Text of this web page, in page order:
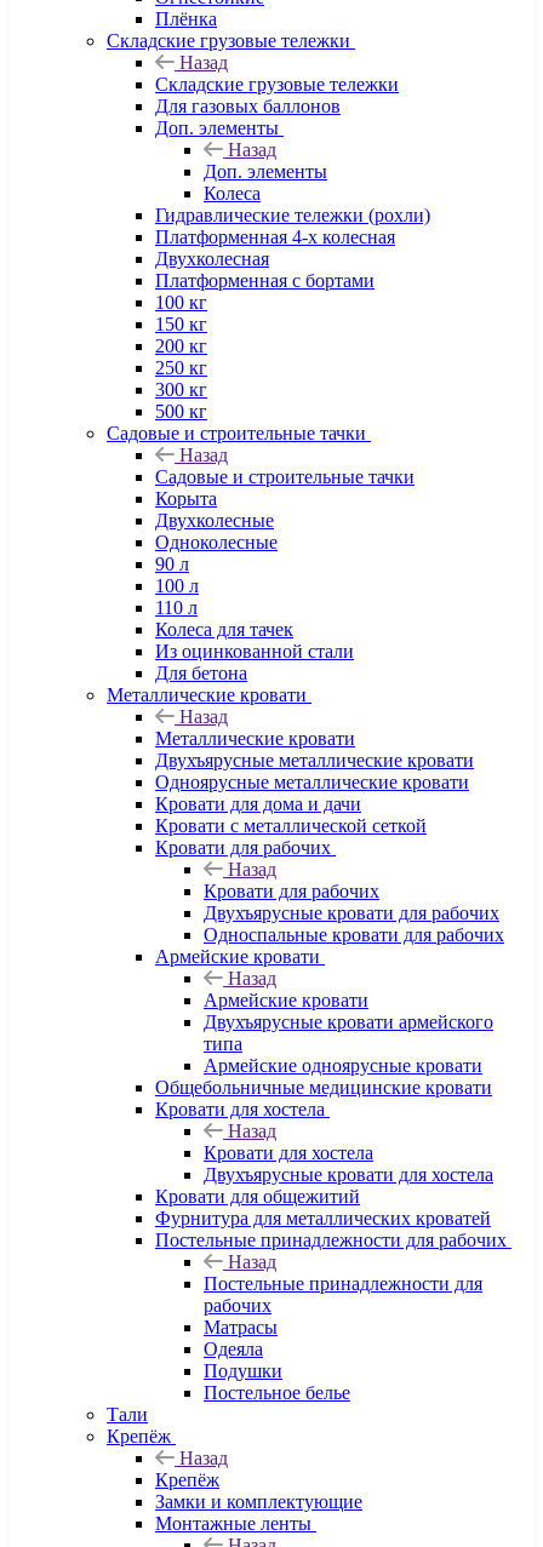
Плёнка
Складские грузовые тележки
Назад
Складские грузовые тележки
Для газовых баллонов
Доп. элементы
Назад
Доп. элементы
Колеса
Гидравлические тележки (рохли)
Платформенная 4-х колесная
Двухколесная
Платформенная с бортами
100 кг
150 кг
200 кг
250 кг
300 кг
500 кг
Садовые и строительные тачки
Назад
Садовые и строительные тачки
Корыта
Двухколесные
Одноколесные
90 л
100 л
110 л
Колеса для тачек
Из оцинкованной стали
Для бетона
Металлические кровати
Назад
Металлические кровати
Двухъярусные металлические кровати
Одноярусные металлические кровати
Кровати для дома и дачи
Кровати с металлической сеткой
Кровати для рабочих
Назад
Кровати для рабочих
Двухъярусные кровати для рабочих
Односпальные кровати для рабочих
Армейские кровати
Назад
Армейские кровати
Двухъярусные кровати армейского
типа
Армейские одноярусные кровати
Общебольничные медицинские кровати
Кровати для хостела
Назад
Кровати для хостела
Двухъярусные кровати для хостела
Кровати для общежитий
Фурнитура для металлических кроватей
Постельные принадлежности для рабочих
Назад
Постельные принадлежности для
рабочих
Матрасы
Одеяла
Подушки
Постельное белье
Тали
Крепёж
Назад
Крепёж
Замки и комплектующие
Монтажные ленты